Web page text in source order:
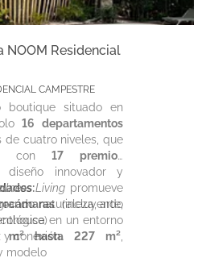
NOOM Residencial
CAMPESTRE
boutique situado en
16 departamentos
de cuatro niveles, que
con 17 premios
innovador y
Living promueve
naturaleza, arte,
en un entorno
y conexión.
(incluyendo
m² hasta 227 m²
modelo